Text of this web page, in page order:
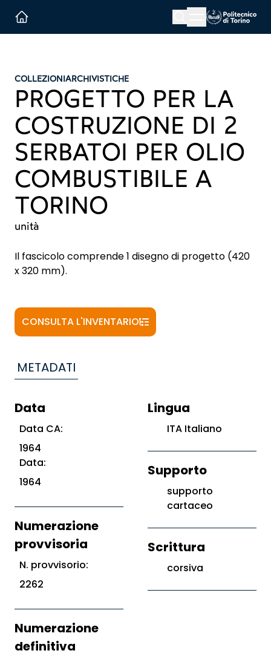
Menu button
COLLEZIONIARCHIVISTICHE
PROGETTO PER LA
COSTRUZIONE DI 2
SERBATOI PER OLIO
COMBUSTIBILE A
TORINO
unità
Il fascicolo comprende 1 disegno di progetto (420
x 320 mm).
CONSULTA L'INVENTARIO
METADATI
Data
Data CA:
1964
Data:
1964
Numerazione
provvisoria
N. provvisorio:
2262
Numerazione
definitiva
Lingua
ITA Italiano
Supporto
supporto
cartaceo
Scrittura
corsiva